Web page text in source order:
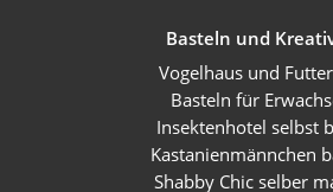
Basteln und
Vogelhaus und
Basteln für
Insektenhotel selbst
Kastanienmännchen
Shabby Chic selber